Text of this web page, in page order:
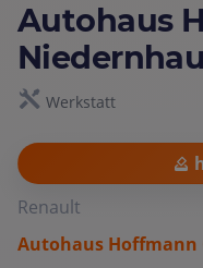
Autohaus
Werkstatt
Renault
Autohaus Hoffmann